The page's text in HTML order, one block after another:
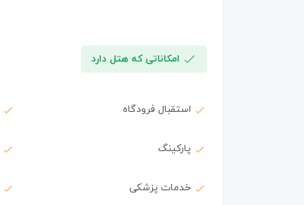
امکاناتی که هتل دارد
استقبال فرودگاه
پارکینگ
خدمات پزشکی